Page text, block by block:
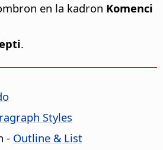
en la kadron Komenci
.
Styles
- Outline & List